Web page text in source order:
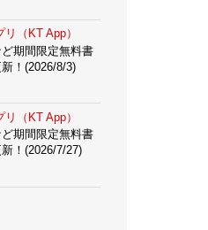
（KT App）
期間限定無料書
！(2026/8/3)
（KT App）
期間限定無料書
！(2026/7/27)